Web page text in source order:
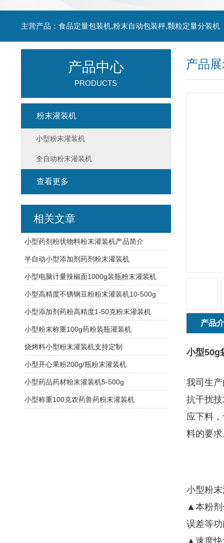
主营产品：食品定量包装机,粉末自动包装秤,颗粒定量分装机
产品
产品
小型50g
我司生
抗干扰
应下料
料的要
小型粉
▲本粉剂
误差等
▲速度快
产品中心
PRODUCTS
粉末灌装机
小型粉末灌装机
全自动粉末灌装机
查看更多
相关文章
小型药剂粉状物料粉末灌装机产品简介
半自动小型添加剂药剂粉末灌装机
小型电脑计量辣椒面1000g装瓶粉末灌装机
小型高精度不锈钢豆粉粉末灌装机10-500g
小型添加剂药粉高精度1-50克粉末灌装机
小型粉末称重100g药粉装瓶灌装机
烧烤料小型粉末灌装机支持定制
小型开心果粉200g/瓶粉末灌装机
小型药品药材粉末灌装机5-500g
小型称重100克农药兽药粉末灌装机